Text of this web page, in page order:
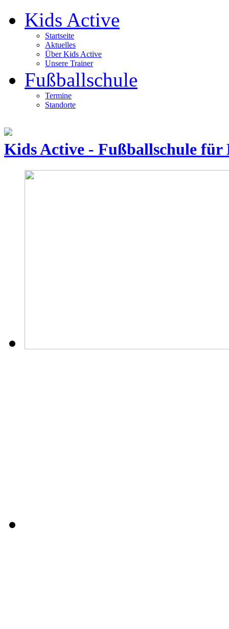
Kids Active
Startseite
Aktuelles
Über Kids Active
Unsere Trainer
Fußballschule
Termine
Standorte
Kids Active - Fußballschule